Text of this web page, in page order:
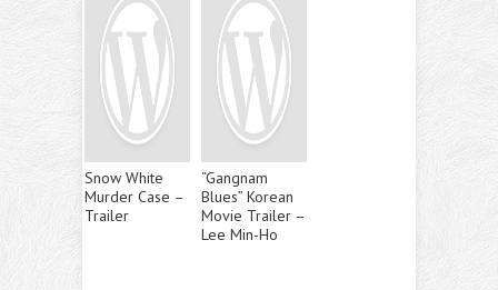
Snow White
Murder Case –
Trailer
“Gangnam
Blues” Korean
Movie Trailer –
Lee Min-Ho